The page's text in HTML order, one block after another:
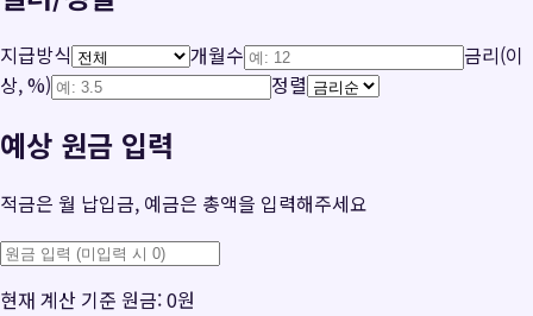
지급방식 개월수
금리(이
상, %)
정렬
예상 원금 입력
적금은 월 납입금, 예금은 총액을 입력해주세요
현재 계산 기준 원금:0원